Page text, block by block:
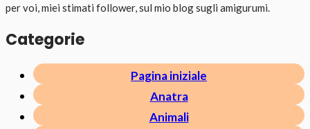
per voi, miei stimati follower, sul mio blog sugli amigurumi.
Categorie
Pagina iniziale
Anatra
Animali